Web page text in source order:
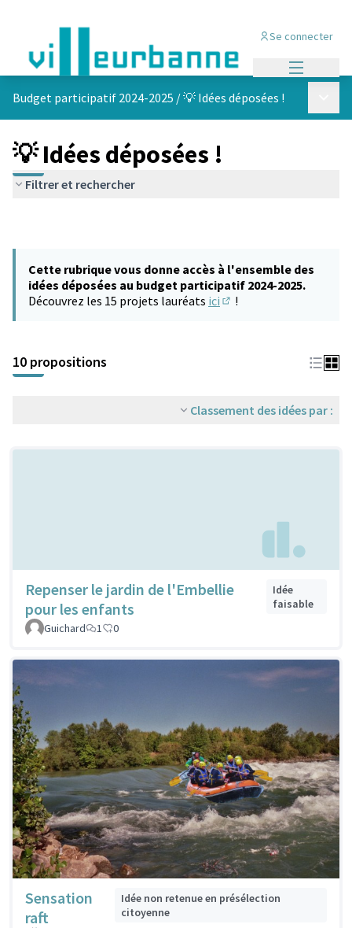
Se connecter
Budget participatif 2024-2025 /💡 Idées déposées !
💡 Idées déposées !
Filtrer et rechercher
Cette rubrique vous donne accès à l'ensemble des
idées déposées au budget participatif 2024-2025.
Découvrez les 15 projets lauréats ici !
10 propositions
Classement des idées par :
Repenser le jardin de l'Embellie
pour les enfants
Idée
faisable
Guichard
1 0
Sensation
raft
Idée non retenue en présélection
citoyenne